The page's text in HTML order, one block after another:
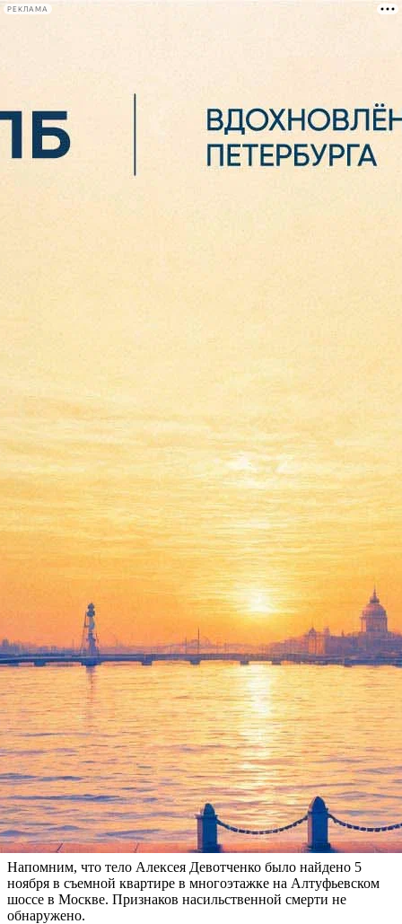
РЕКЛАМА
Сегодня:
Прах актера Алексея
Девотченко захоронен в
закрытом некрополе в
Комарово
Версия для печати
Как сообщили друзья актера Алексея Девотченко, его прах
захоронили на кладбище в Комарово 19 ноября. Траурная
церемония прошла в закрытом для захоронений некрополе
Комаровского кладбища в присутствие только родных и
близких друзей. С просьбой о разрешении на похороны к
губернатору Санкт-Петербурге Георгию Полтавченко
обратились десять депутатов ЗакСа, художественный
руководитель Александринского театра Валерий Фокин и
художественный руководитель МХТ им. А.П.Чехова Олег
Табаков. Просьба была удовлетворена.
Напомним, что тело Алексея Девотченко было найдено 5
ноября в съемной квартире в многоэтажке на Алтуфьевском
шоссе в Москве. Признаков насильственной смерти не
обнаружено.